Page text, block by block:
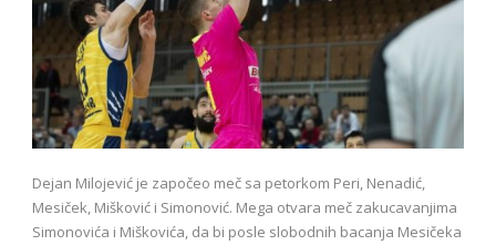
Dejan Milojević je započeo meč sa petorkom Peri, Nenadić,
Mesiček, Mišković i Simonović. Mega otvara meč zakucavanjima
Simonovića i Miškovića, da bi posle slobodnih bacanja Mesičeka